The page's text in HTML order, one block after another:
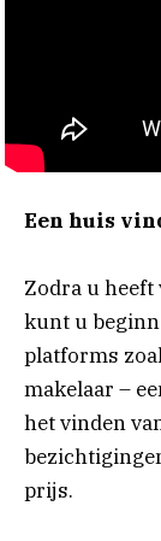
Een huis
Zodra u heeft
kunt u
platforms
makelaar –
het vinden
prijs.